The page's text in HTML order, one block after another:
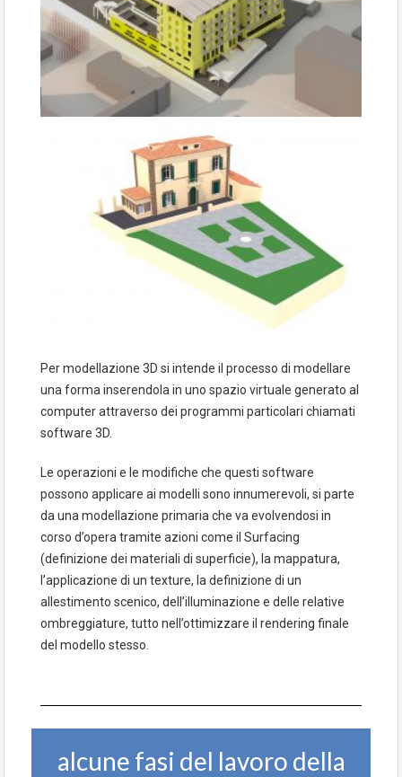
Per modellazione 3D si intende il processo di modellare
una forma inserendola in uno spazio virtuale generato al
computer attraverso dei programmi particolari chiamati
software 3D.
Le operazioni e le modifiche che questi software
possono applicare ai modelli sono innumerevoli, si parte
da una modellazione primaria che va evolvendosi in
corso d’opera tramite azioni come il Surfacing
(definizione dei materiali di superficie), la mappatura,
l’applicazione di un texture, la definizione di un
allestimento scenico, dell’illuminazione e delle relative
ombreggiature, tutto nell’ottimizzare il rendering finale
del modello stesso.
alcune fasi del lavoro della